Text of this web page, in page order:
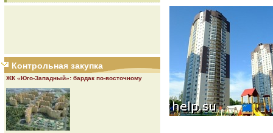
Контрольная закупка
ЖК «Юго-Западный»: бардак по-восточному